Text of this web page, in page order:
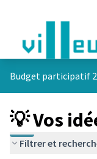
Budget participatif
💡 Vos
Filtrer et